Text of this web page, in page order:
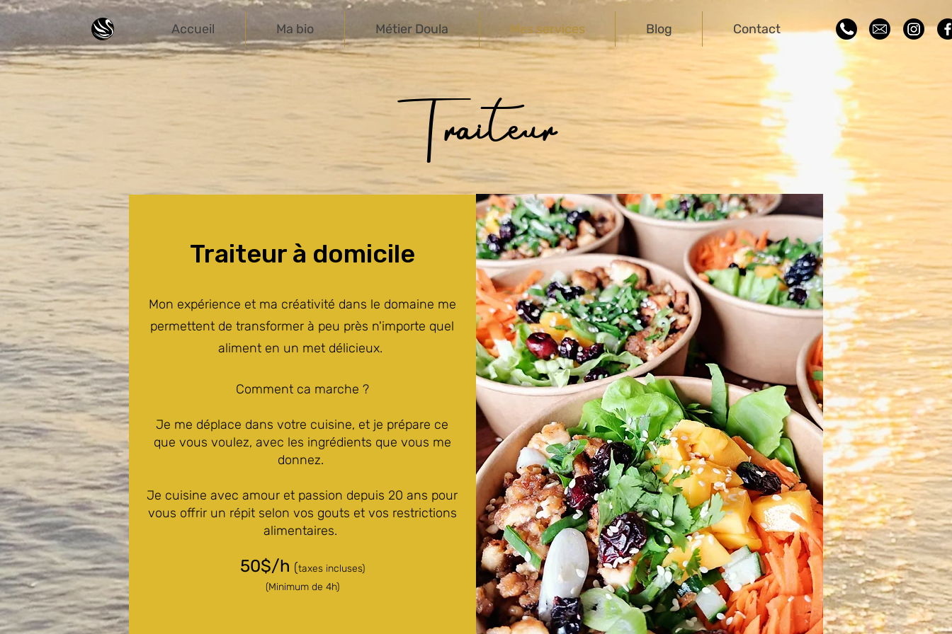
Accueil Ma bio Métier Doula Mes services Blog Contact
Traiteur
Traiteur à domicile
Mon expérience et ma créativité dans le domaine me
permettent de transformer à peu près n'importe quel
aliment en un met délicieux.
Comment ca marche ?
Je me déplace dans votre cuisine, et je prépare ce
que vous voulez, avec les ingrédients que vous me
donnez.
Je cuisine avec amour et passion depuis 20 ans pour
vous offrir un répit selon vos gouts et vos restrictions
alimentaires.
50$/h (taxes incluses)
(Minimum de 4h)